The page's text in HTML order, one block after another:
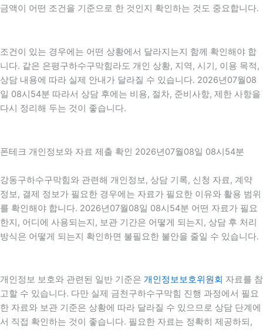
금액이 어떤 조건을 기준으로 한 것인지 확인하는 것도 중요합니다.
조건이 있는 경우에는 어떤 상황에서 달라지는지 함께 확인해야 합
니다. 같은 은평구하수구막힘라도 개인 상황, 지역, 시기, 이용 목적,
상담 내용에 따라 실제 안내가 달라질 수 있습니다. 2026년07월08
일 08시54분 따라서 상담 후에는 비용, 절차, 준비사항, 제한 사항을
다시 정리해 두는 것이 좋습니다.
폰테크 개인정보와 자료 제출 확인 2026년07월08일 08시54분
강동구하수구막힘와 관련해 개인정보, 상담 기록, 신청 자료, 계약
정보, 결제 정보가 필요한 경우에는 자료가 필요한 이유와 활용 범위
를 확인해야 합니다. 2026년07월08일 08시54분 어떤 자료가 필요
한지, 어디에 사용되는지, 보관 기간은 어떻게 되는지, 상담 후 처리
방식은 어떻게 되는지 확인하면 불필요한 불안을 줄일 수 있습니다.
개인정보 보호와 관련된 일반 기준은 개인정보보호위원회 자료를 참
고할 수 있습니다. 다만 실제 금천구하수구막힘 진행 과정에서 필요
한 자료와 보관 기준은 상황에 따라 달라질 수 있으므로 상담 단계에
서 직접 확인하는 것이 좋습니다. 필요한 자료는 정확히 제공하되,